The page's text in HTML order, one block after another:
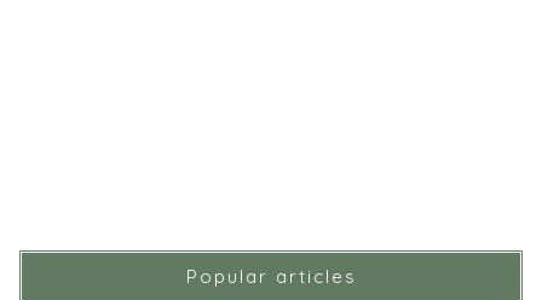
Popular articles